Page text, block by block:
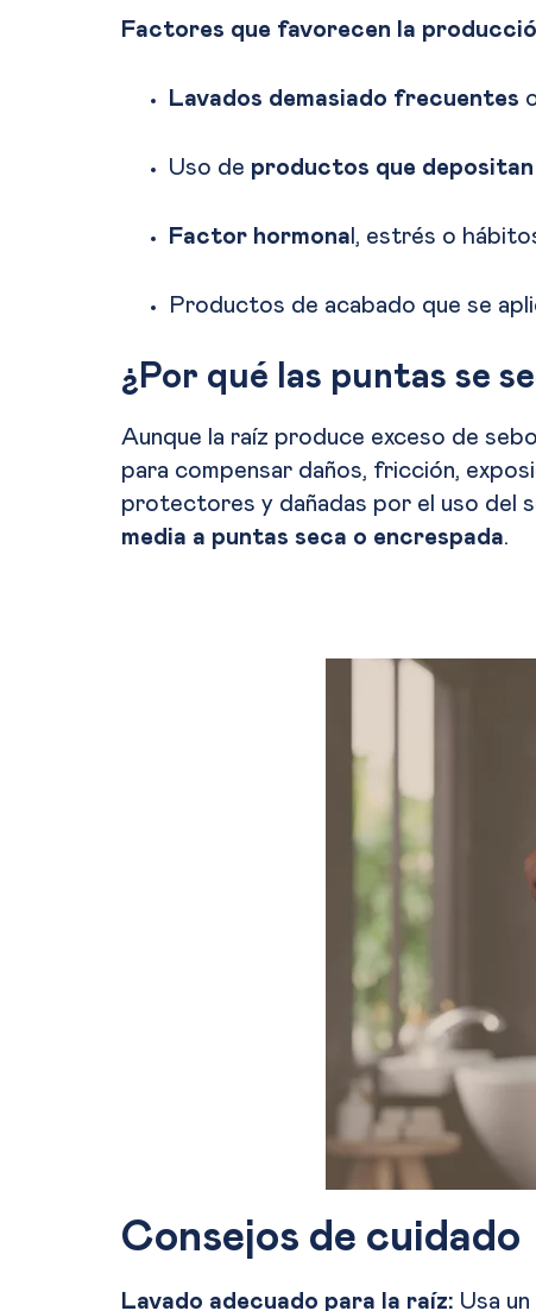
Factores que favorecen la
Lavados demasiado frecuentes
Uso de productos que
Factor hormona l, estrés o
Productos de acabado que se
¿Por qué las puntas se
Aunque la raíz produce exceso de
para compensar daños, fricción,
protectores y dañadas por el uso del
media a puntas seca o encrespada.
Consejos de cuidado
Lavado adecuado para la raíz: Usa